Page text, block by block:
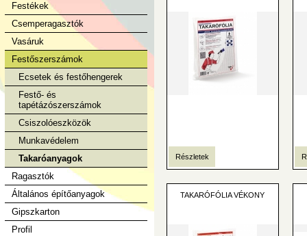
Festékek
Csemperagasztók
Vasáruk
Festőszerszámok
Ecsetek és festőhengerek
Festő- és
tapétázószerszámok
Csiszolóeszközök
Munkavédelem
Takaróanyagok
Ragasztók
Általános építőanyagok
Gipszkarton
Profil
Részletek
TAKARÓFÓLIA VÉKONY